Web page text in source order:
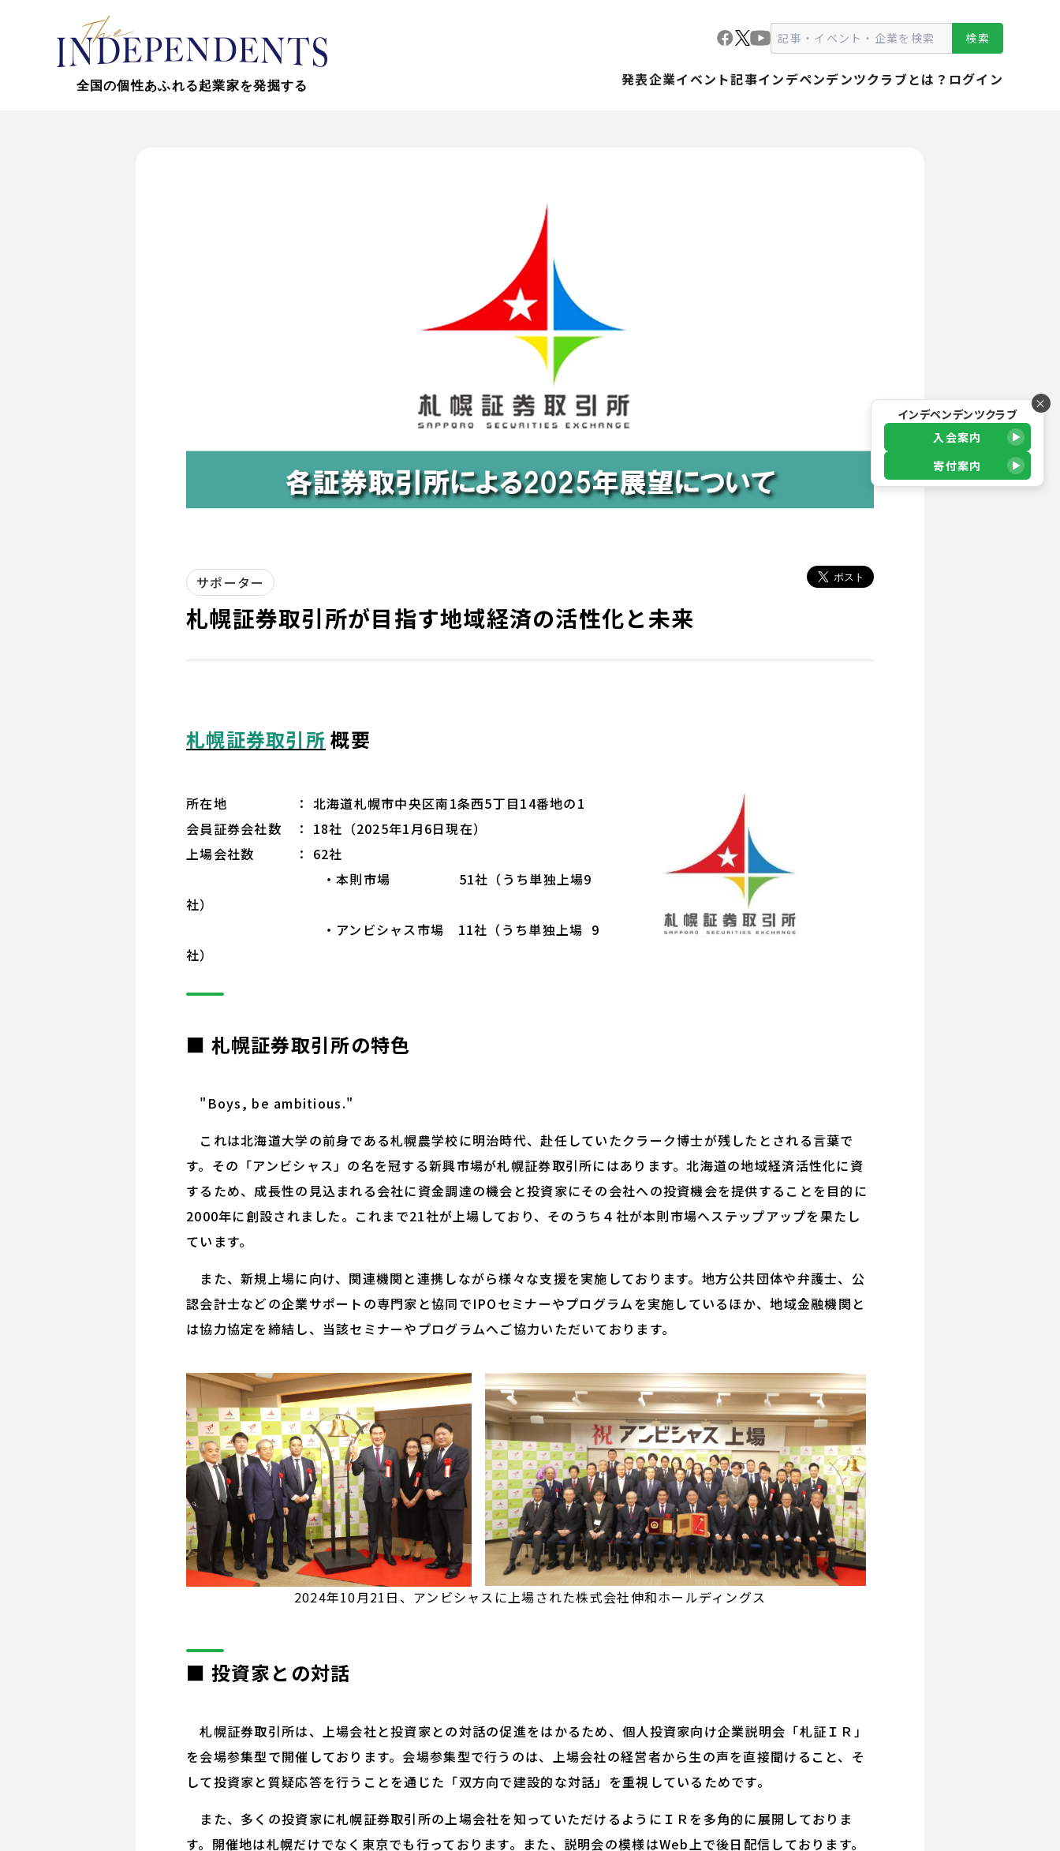
全国の個性あふれる起業家を発掘する
検索
発表企業イベント記事インデペンデンツクラブとは？ ログイン
サポーター
札幌証券取引所が目指す地域経済の活性化と未来
札幌証券取引所 概要
所在地 ： 北海道札幌市中央区南1条西5丁目14番地の1
会員証券会社数 ： 18社（2025年1月6日現在）
上場会社数 ： 62社
・本則市場 51社（うち単独上場9
社）
・アンビシャス市場 11社（うち単独上場 9
社）
■ 札幌証券取引所の特色
"Boys, be ambitious."
これは北海道大学の前身である札幌農学校に明治時代、赴任していたクラーク博士が残したとされる言葉で
す。その「アンビシャス」の名を冠する新興市場が札幌証券取引所にはあります。北海道の地域経済活性化に資
するため、成長性の見込まれる会社に資金調達の機会と投資家にその会社への投資機会を提供することを目的に
2000年に創設されました。これまで21社が上場しており、そのうち４社が本則市場へステップアップを果たし
ています。
また、新規上場に向け、関連機関と連携しながら様々な支援を実施しております。地方公共団体や弁護士、公
認会計士などの企業サポートの専門家と協同でIPOセミナーやプログラムを実施しているほか、地域金融機関と
は協力協定を締結し、当該セミナーやプログラムへご協力いただいております。
2024年10月21日、アンビシャスに上場された株式会社伸和ホールディングス
■ 投資家との対話
札幌証券取引所は、上場会社と投資家との対話の促進をはかるため、個人投資家向け企業説明会「札証ＩＲ」
を会場参集型で開催しております。会場参集型で行うのは、上場会社の経営者から生の声を直接聞けること、そ
して投資家と質疑応答を行うことを通じた「双方向で建設的な対話」を重視しているためです。
また、多くの投資家に札幌証券取引所の上場会社を知っていただけるようにＩＲを多角的に展開しておりま
す。開催地は札幌だけでなく東京でも行っております。また、説明会の模様はWeb上で後日配信しております。
×
インデペンデンツクラブ
入会案内
寄付案内